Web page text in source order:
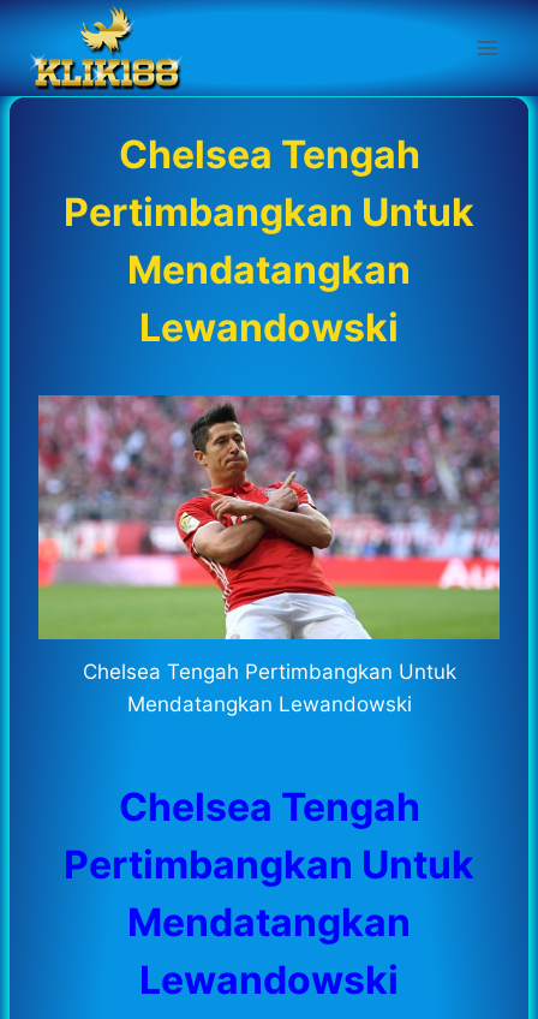
Skip
content
Chelsea Tengah
Pertimbangkan Untuk
Mendatangkan
Lewandowski
Chelsea Tengah Pertimbangkan Untuk
Mendatangkan Lewandowski
Chelsea Tengah
Pertimbangkan Untuk
Mendatangkan
Lewandowski